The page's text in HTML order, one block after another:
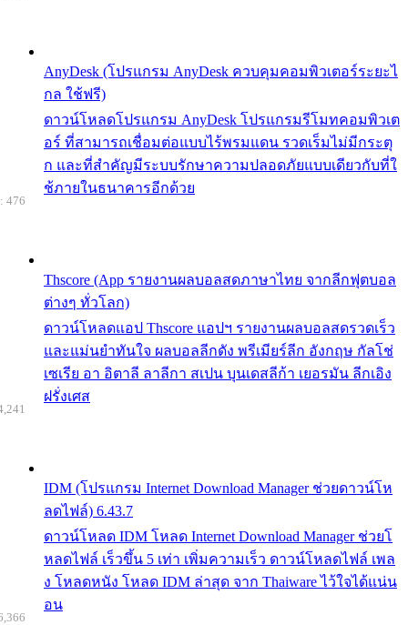
AnyDesk (โปรแกรม AnyDesk ควบคุมคอมพิวเตอร์ระยะไ
กล ใช้ฟรี)
ดาวน์โหลดโปรแกรม AnyDesk โปรแกรมรีโมทคอมพิวเต
อร์ ที่สามารถเชื่อมต่อแบบไร้พรมแดน รวดเร็มไม่มีกระตุ
ก และที่สำคัญมีระบบรักษาความปลอดภัยแบบเดียวกับที่ใ
ช้ภายในธนาคารอีกด้วย
Thscore (App รายงานผลบอลสดภาษาไทย จากลีกฟุตบอล
ต่างๆ ทั่วโลก)
ดาวน์โหลดแอป Thscore แอปฯ รายงานผลบอลสดรวดเร็ว
และแม่นยำทันใจ ผลบอลลีกดัง พรีเมียร์ลีก อังกฤษ กัลโช่
เซเรีย อา อิตาลี ลาลีกา สเปน บุนเดสลีก้า เยอรมัน ลีกเอิง
ฝรั่งเศส
476
IDM (โปรแกรม Internet Download Manager ช่วยดาวน์โห
ลดไฟล์) 6.43.7
ดาวน์โหลด IDM โหลด Internet Download Manager ช่วยโ
หลดไฟล์ เร็วขึ้น 5 เท่า เพิ่มความเร็ว ดาวน์โหลดไฟล์ เพล
ง โหลดหนัง โหลด IDM ล่าสุด จาก Thaiware ไว้ใจได้แน่น
อน